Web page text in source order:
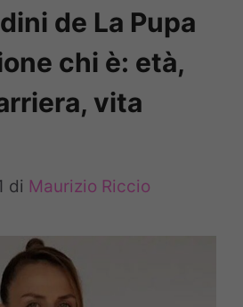
de La Pupa
chi è: età,
vita
di Maurizio Riccio